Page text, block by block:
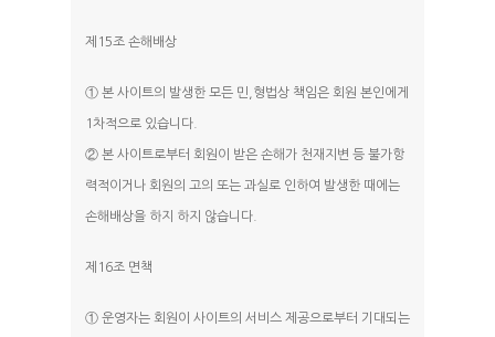
제15조 손해배상
① 본 사이트의 발생한 모든 민,형법상 책임은 회원 본인에게
1차적으로 있습니다.
② 본 사이트로부터 회원이 받은 손해가 천재지변 등 불가항
력적이거나 회원의 고의 또는 과실로 인하여 발생한 때에는
손해배상을 하지 하지 않습니다.
제16조 면책
① 운영자는 회원이 사이트의 서비스 제공으로부터 기대되는